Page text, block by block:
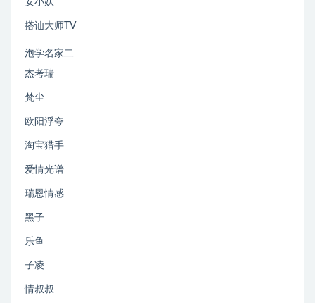
安小妖
搭讪大师TV
泡学名家二
杰考瑞
梵尘
欧阳浮夸
淘宝猎手
爱情光谱
瑞恩情感
黑子
乐鱼
子凌
情叔叔